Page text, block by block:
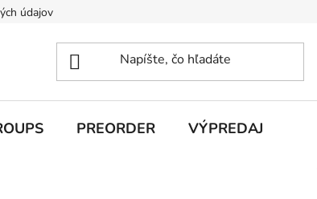
údajov
PREORDER VÝPREDAJ